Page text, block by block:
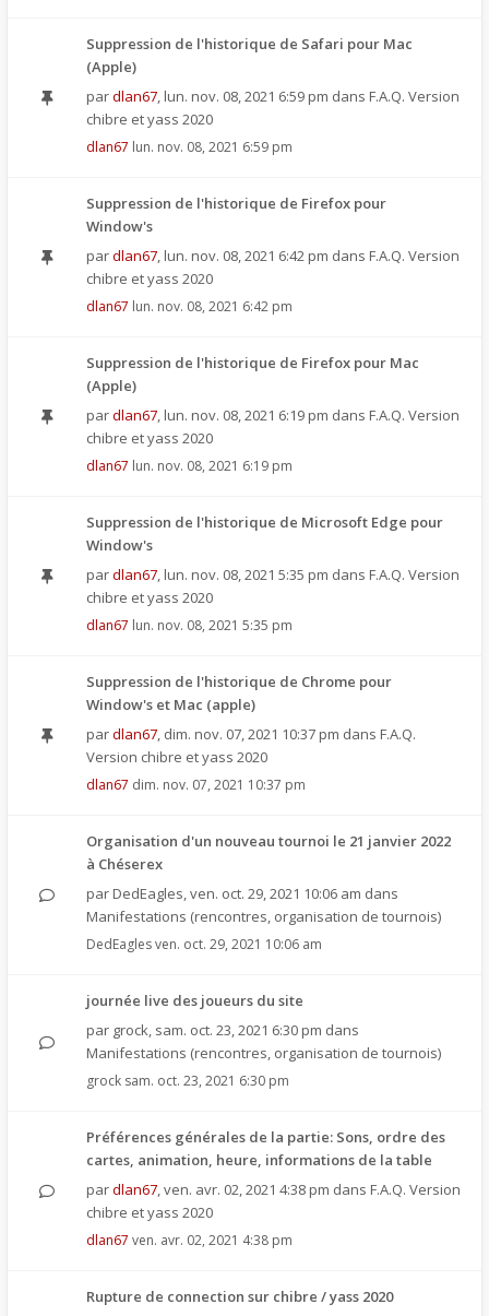
Suppression de l'historique de Safari pour Mac
(Apple)
pardlan67, lun. nov. 08, 2021 6:59 pm dans F.A.Q. Version
chibre et yass 2020
dlan67 lun. nov. 08, 2021 6:59 pm
Suppression de l'historique de Firefox pour
Window's
pardlan67, lun. nov. 08, 2021 6:42 pm dans F.A.Q. Version
chibre et yass 2020
dlan67 lun. nov. 08, 2021 6:42 pm
Suppression de l'historique de Firefox pour Mac
(Apple)
pardlan67, lun. nov. 08, 2021 6:19 pm dans F.A.Q. Version
chibre et yass 2020
dlan67 lun. nov. 08, 2021 6:19 pm
Suppression de l'historique de Microsoft Edge pour
Window's
pardlan67, lun. nov. 08, 2021 5:35 pm dans F.A.Q. Version
chibre et yass 2020
dlan67 lun. nov. 08, 2021 5:35 pm
Suppression de l'historique de Chrome pour
Window's et Mac (apple)
pardlan67, dim. nov. 07, 2021 10:37 pm dans F.A.Q.
Version chibre et yass 2020
dlan67 dim. nov. 07, 2021 10:37 pm
Organisation d'un nouveau tournoi le 21 janvier 2022
à Chéserex
par DedEagles,ven. oct. 29, 2021 10:06 am dans
Manifestations (rencontres, organisation de tournois)
DedEaglesven. oct. 29, 2021 10:06 am
journée live des joueurs du site
par grock, sam. oct. 23, 2021 6:30 pm dans
Manifestations (rencontres, organisation de tournois)
grock sam. oct. 23, 2021 6:30 pm
Préférences générales de la partie: Sons, ordre des
cartes, animation, heure, informations de la table
pardlan67,ven. avr. 02, 2021 4:38 pm dans F.A.Q. Version
chibre et yass 2020
dlan67 ven. avr. 02, 2021 4:38 pm
Rupture de connection sur chibre / yass 2020